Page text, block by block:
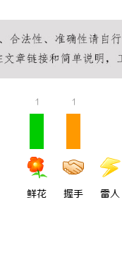
1
鲜花
1
握手 雷人